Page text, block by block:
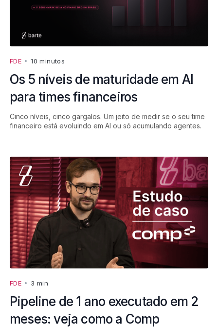
FDE •10 minutos
Os 5 níveis de maturidade em AI
para times financeiros
Cinco níveis, cinco gargalos. Um jeito de medir se o seu time
financeiro está evoluindo em AI ou só acumulando agentes.
FDE • 3 min
Pipeline de 1 ano executado em 2
meses: veja como a Comp